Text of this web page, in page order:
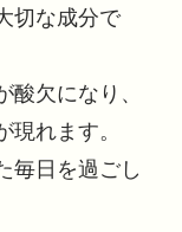
切な成分で
欠になり、
れます。
毎日を過ごし